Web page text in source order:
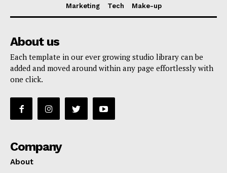
Marketing
Tech Make-up
About us
Each template in our ever growing studio library can be
added and moved around within any page effortlessly with
one click.
Company
About